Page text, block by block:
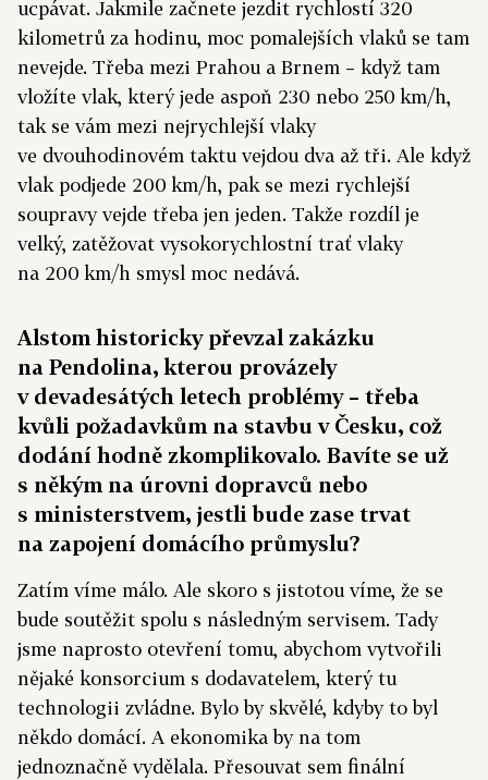
ucpávat. Jakmile začnete jezdit rychlostí 320
kilometrů za hodinu, moc pomalejších vlaků se tam
nevejde. Třeba mezi Prahou a Brnem – když tam
vložíte vlak, který jede aspoň 230 nebo 250 km/h,
tak se vám mezi nejrychlejší vlaky
ve dvouhodinovém taktu vejdou dva až tři. Ale když
vlak podjede 200 km/h, pak se mezi rychlejší
soupravy vejde třeba jen jeden. Takže rozdíl je
velký, zatěžovat vysokorychlostní trať vlaky
na 200 km/h smysl moc nedává.
Alstom historicky převzal zakázku
na Pendolina, kterou provázely
v devadesátých letech problémy – třeba
kvůli požadavkům na stavbu v Česku, což
dodání hodně zkomplikovalo. Bavíte se už
s někým na úrovni dopravců nebo
s ministerstvem, jestli bude zase trvat
na zapojení domácího průmyslu?
Zatím víme málo. Ale skoro s jistotou víme, že se
bude soutěžit spolu s následným servisem. Tady
jsme naprosto otevření tomu, abychom vytvořili
nějaké konsorcium s dodavatelem, který tu
technologii zvládne. Bylo by skvělé, kdyby to byl
někdo domácí. A ekonomika by na tom
jednoznačně vydělala. Přesouvat sem finální